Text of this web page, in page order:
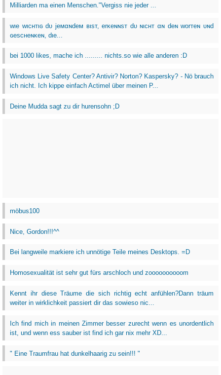
Milliarden ma einen Menschen."Vergiss nie jeder ...
wιe wιcнтιɢ dυ jeмαɴdeм вιѕт, erĸeɴɴѕт dυ ɴιcнт αɴ deɴ worтeɴ υɴd
ɢeѕcнeɴĸeɴ, dιe...
bei 1000 likes, mache ich ......... nichts.so wie alle anderen :D
Windows Live Safety Center? Antivir? Norton? Kaspersky? - Nö brauch
ich nicht. Ich kippe einfach Actimel über meinen P...
Deine Mudda sagt zu dir hurensohn ;D
möbus100
Nice, Gordon!!!^^
Bei langweile markiere ich unnötige Teile meines Desktops. =D
Homosexualität ist sehr gut fürs arschloch und zoooooooooom
Kennt ihr diese Träume die sich richtig echt anfühlen?Dann träum
weiter in wirklichkeit passiert dir das sowieso nic...
Ich find mich in meinen Zimmer besser zurecht wenn es unordentlich
ist, und wenn ess sauber ist find ich gar nix mehr XD...
" Eine Traumfrau hat dunkelhaarig zu sein!!! "